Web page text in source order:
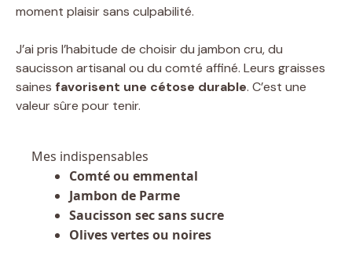
moment plaisir sans culpabilité.
J’ai pris l’habitude de choisir du jambon cru, du
saucisson artisanal ou du comté affiné. Leurs graisses
saines favorisent une cétose durable. C’est une
valeur sûre pour tenir.
Mes indispensables
Comté ou emmental
Jambon de Parme
Saucisson sec sans sucre
Olives vertes ou noires